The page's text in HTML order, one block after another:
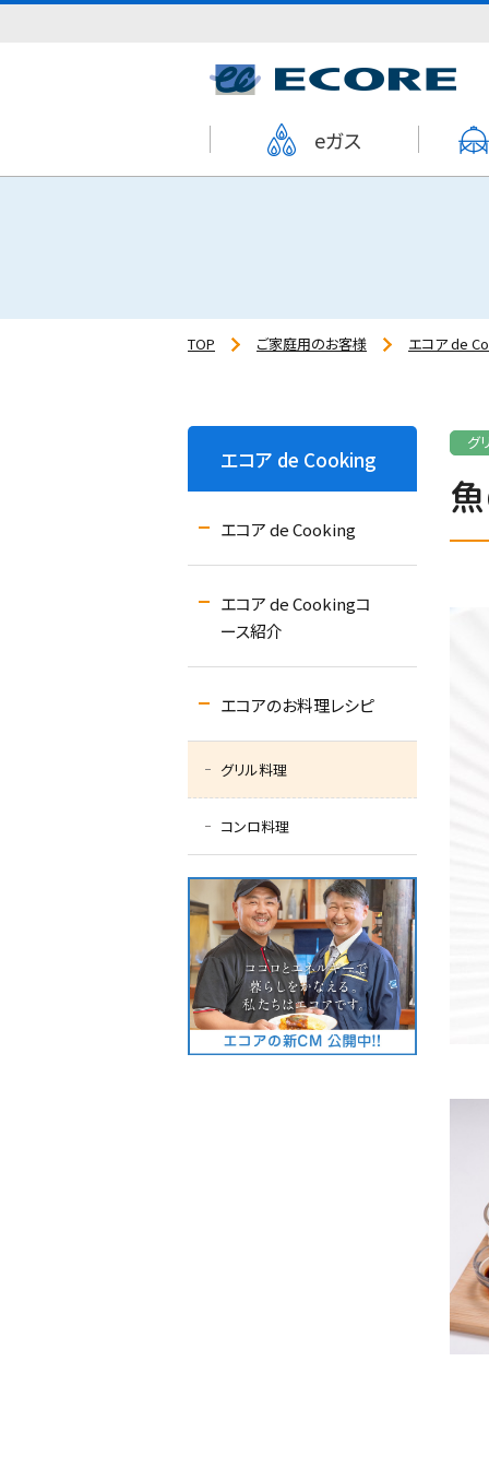
eガス
TOP ご家庭用のお客様 エコア de
グ
エコア de Cooking
エコア de Cooking
エコア de Cookingコ
ース紹介
エコアのお料理レシピ
グリル料理
コンロ料理